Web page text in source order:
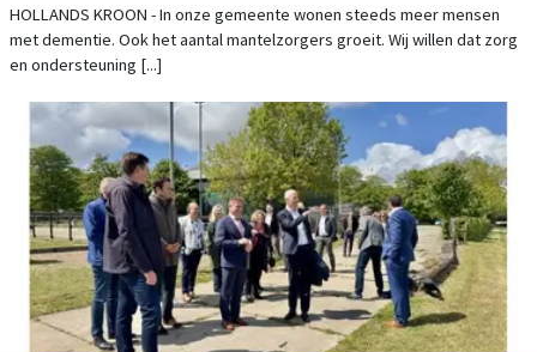
HOLLANDS KROON - In onze gemeente wonen steeds meer mensen
met dementie. Ook het aantal mantelzorgers groeit. Wij willen dat zorg
en ondersteuning [...]